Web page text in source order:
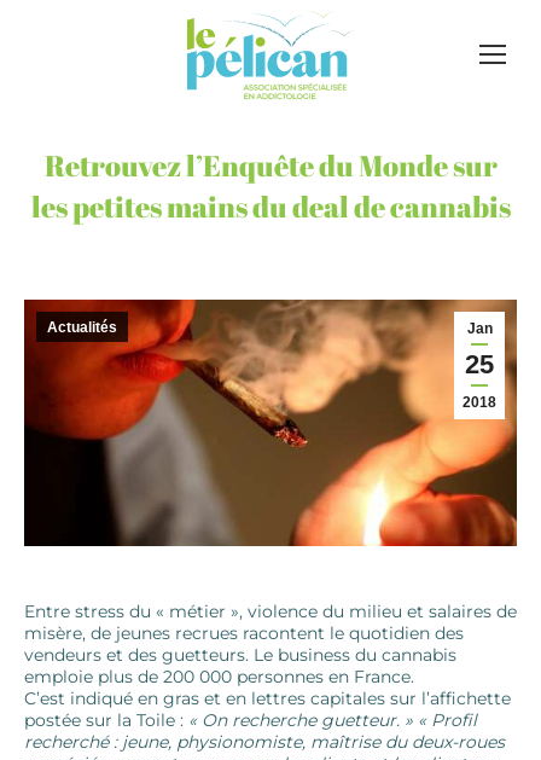
Retrouvez l’Enquête du Monde sur
les petites mains du deal de cannabis
Jan
25
2018
Actualités
Entre stress du « métier », violence du milieu et salaires de
misère, de jeunes recrues racontent le quotidien des
vendeurs et des guetteurs. Le business du cannabis
emploie plus de 200 000 personnes en France.
C’est indiqué en gras et en lettres capitales sur l’affichette
postée sur la Toile : « On recherche guetteur. » « Profil
recherché : jeune, physionomiste, maîtrise du deux-roues